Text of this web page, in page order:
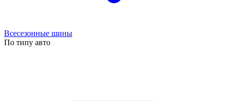
Всесезонные шины
По типу авто